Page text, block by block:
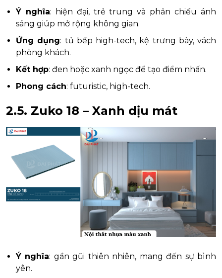
Ý nghĩa: hiện đại, trẻ trung và phản chiếu ánh
sáng giúp mở rộng không gian.
Ứng dụng: tủ bếp high-tech, kệ trưng bày, vách
phòng khách.
Kết hợp: đen hoặc xanh ngọc để tạo điểm nhấn.
Phong cách: futuristic, high-tech.
2.5. Zuko 18 – Xanh dịu mát
Ý nghĩa: gần gũi thiên nhiên, mang đến sự bình
yên.